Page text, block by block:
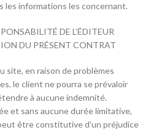
les informations les concernant.
DE L’ÉDITEUR
DU PRÉSENT CONTRAT
site, en raison de problèmes
le client ne pourra se prévaloir
à aucune indemnité.
et sans aucune durée limitative,
être constitutive d’un préjudice